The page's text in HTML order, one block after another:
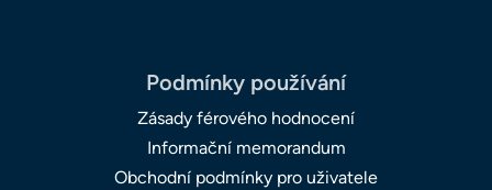
Podmínky používání
Zásady férového hodnocení
Informační memorandum
Obchodní podmínky pro uživatele